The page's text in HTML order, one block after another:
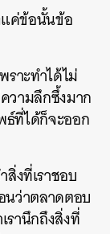
แค่ข้อนั้นข้อ
าะทำได้ไม่
วามลึกซึ้งมาก
ที่ได้ก็จะออก
งที่เราชอบ
นว่าตลาดตอบ
รานึกถึงสิ่งที่